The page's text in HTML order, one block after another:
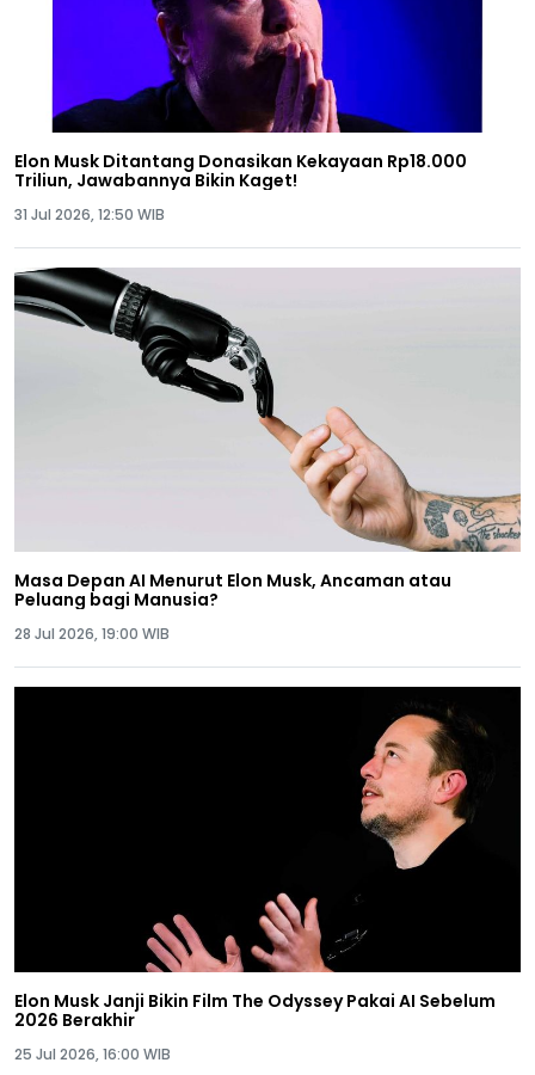
Elon Musk Ditantang Donasikan Kekayaan Rp18.000
Triliun, Jawabannya Bikin Kaget!
31 Jul 2026, 12:50 WIB
Masa Depan AI Menurut Elon Musk, Ancaman atau
Peluang bagi Manusia?
28 Jul 2026, 19:00 WIB
Elon Musk Janji Bikin Film The Odyssey Pakai AI Sebelum
2026 Berakhir
25 Jul 2026, 16:00 WIB